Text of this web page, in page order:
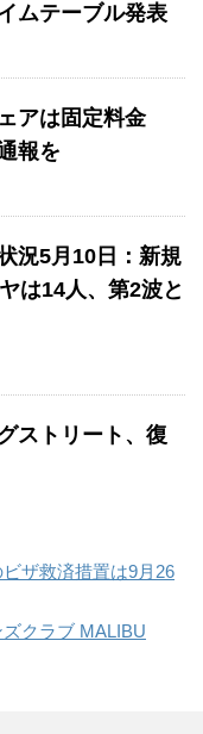
ムテーブル発表
アは固定料金
報を
況5月10日：新規
は14人、第2波と
ストリート、復
ザ救済措置は9月26
クラブ MALIBU